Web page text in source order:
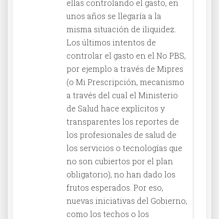
ellas controlando el gasto, en
unos años se llegaría a la
misma situación de iliquidez.
Los últimos intentos de
controlar el gasto en el No PBS,
por ejemplo a través de Mipres
(o Mi Prescripción, mecanismo
a través del cual el Ministerio
de Salud hace explícitos y
transparentes los reportes de
los profesionales de salud de
los servicios o tecnologías que
no son cubiertos por el plan
obligatorio), no han dado los
frutos esperados. Por eso,
nuevas iniciativas del Gobierno,
como los techos o los